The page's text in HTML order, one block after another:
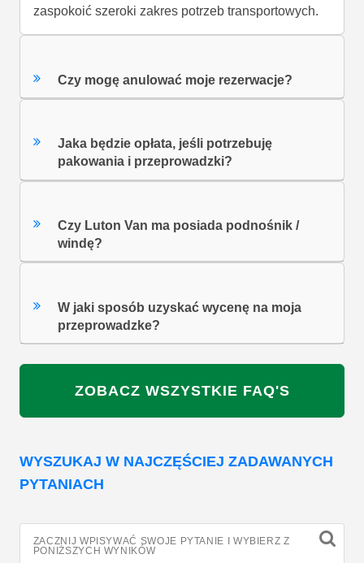
zaspokoić szeroki zakres potrzeb transportowych.
Czy mogę anulować moje rezerwacje?
Jaka będzie opłata, jeśli potrzebuję
pakowania i przeprowadzki?
Czy Luton Van ma posiada podnośnik /
windę?
W jaki sposób uzyskać wycenę na moja
przeprowadzke?
ZOBACZ WSZYSTKIE FAQ'S
WYSZUKAJ W NAJCZĘŚCIEJ ZADAWANYCH
PYTANIACH
ZACZNIJ WPISYWAĆ SWOJE PYTANIE I WYBIERZ Z
PONIŻSZYCH WYNIKÓW